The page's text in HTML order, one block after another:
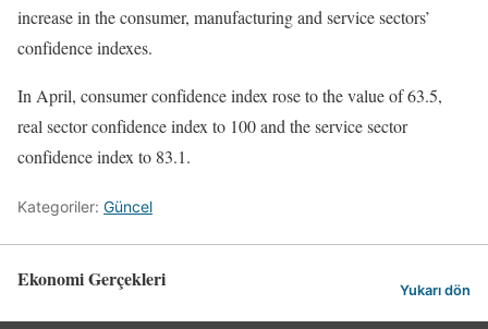
increase in the consumer, manufacturing and service sectors’
confidence indexes.
In April, consumer confidence index rose to the value of 63.5,
real sector confidence index to 100 and the service sector
confidence index to 83.1.
Kategoriler: Güncel
Ekonomi Gerçekleri Yukarı dön